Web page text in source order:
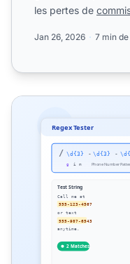
les pertes de
Jan 26, 2026 7 min
Regex Tester - Outil